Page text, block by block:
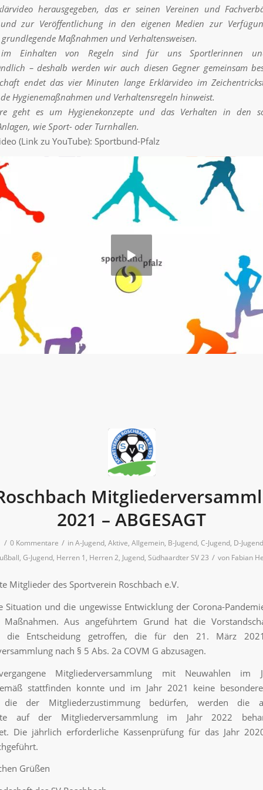
herausgegeben, das er seinen Vereinen und
zur Veröffentlichung in den eigenen Medien zur
Maßnahmen und Verhaltensweisen.
im Einhalten von Regeln sind für uns Sportlerinnen
– deshalb werden wir auch diesen Gegner gemeinsam
endet das vier Minuten lange Erklärvideo im
Hygienemaßnahmen und Verhaltensregeln hinweist.
geht es um Hygienekonzepte und das Verhalten in den
wie Sport- oder Turnhallen.
(Link zu YouTube): Sportbund-Pfalz
2021 – ABGESAGT
/ 0 Kommentare / inA-Jugend, Aktive, Allgemein, B-Jugend, C-Jugend, D-Jugend
, G-Jugend, Herren 1, Herren 2, Jugend, Südhaardter SV 23 / von Fabian
Mitglieder des Sportverein Roschbach e.V.
Situation und die ungewisse Entwicklung der Corona-
Maßnahmen. Aus angeführtem Grund hat die
die Entscheidung getroffen, die für den 21. März
nach § 5 Abs. 2a COVM G abzusagen.
Mitgliederversammlung mit Neuwahlen im
stattfinden konnte und im Jahr 2021 keine
die der Mitgliederzustimmung bedürfen, werden die
auf der Mitgliederversammlung im Jahr 2022
Die jährlich erforderliche Kassenprüfung für das Jahr
Grüßen